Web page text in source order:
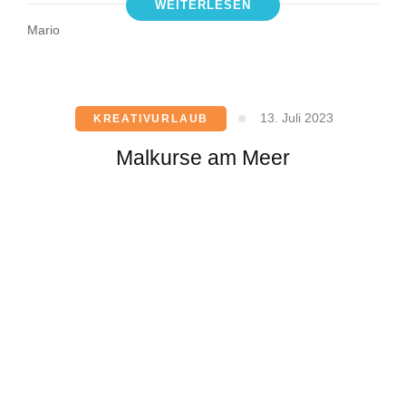
WEITERLESEN
Mario
KREATIVURLAUB 13. Juli 2023
Malkurse am Meer